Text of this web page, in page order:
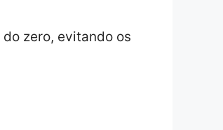
do zero, evitando os